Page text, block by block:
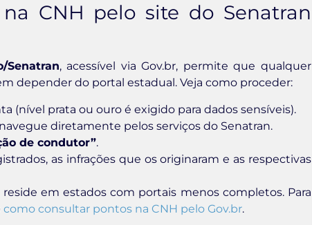
CNH pelo site do Senatran
Senatran, acessível via Gov.br, permite que qualquer
depender do portal estadual. Veja como proceder:
(nível prata ou ouro é exigido para dados sensíveis).
diretamente pelos serviços do Senatran.
de condutor”.
as infrações que os originaram e as respectivas
em estados com portais menos completos. Para
como consultar pontos na CNH pelo Gov.br.